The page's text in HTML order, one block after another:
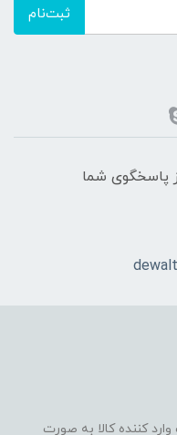
ثبت‌نام
پاسخگوی شما
کننده کالا به صورت